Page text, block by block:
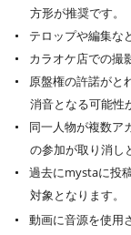
方形が推奨です。
テロップや編集な
カラオケ店での撮
原盤権の許諾がと
消音となる可能性
同一人物が複数ア
の参加が取り消し
過去にmystaに投
対象となります。
動画に音源を使用